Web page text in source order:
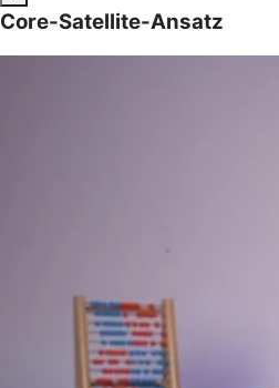
Core-Satellite-Ansatz